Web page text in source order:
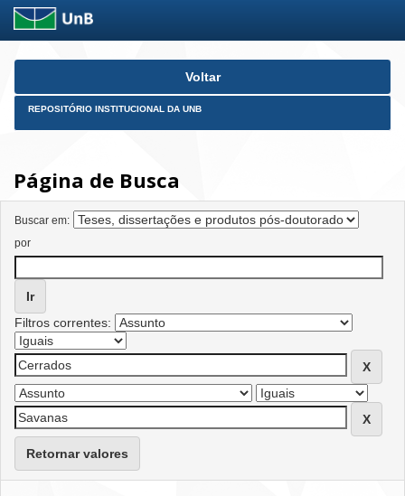
Skip
Voltar
REPOSITÓRIO INSTITUCIONAL DA UNB
Página de Busca
Buscar em:
por
Filtros correntes:
Retornar valores